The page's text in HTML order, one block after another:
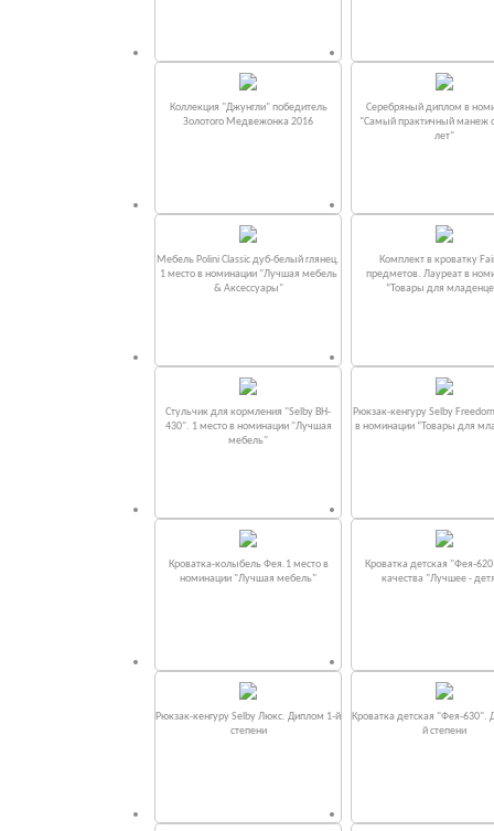
Коллекция "Джунгли" победитель
Золотого Медвежонка 2016
Серебряный диплом в
"Самый практичный манеж
лет"
Мебель Polini Classic дуб-белый глянец.
1 место в номинации "Лучшая мебель
& Аксессуары"
Комплект в кроватку
предметов. Лауреат в
“Товары для
Стульчик для кормления "Selby BH-
430". 1 место в номинации "Лучшая
мебель"
Рюкзак-кенгуру Selby
в номинации “Товары для
Кроватка-колыбель Фея.1 место в
номинации "Лучшая мебель"
Кроватка детская "Фея-
качества "Лучшее -
Рюкзак-кенгуру Selby Люкс. Диплом 1-й
степени
Кроватка детская "Фея-630".
й степени